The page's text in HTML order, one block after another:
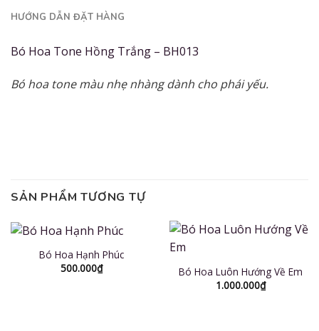
HƯỚNG DẪN ĐẶT HÀNG
Bó Hoa Tone Hồng Trắng – BH013
Bó hoa tone màu nhẹ nhàng dành cho phái yếu.
SẢN PHẨM TƯƠNG TỰ
Bó Hoa Hạnh Phúc
500.000₫
Bó Hoa Luôn Hướng Về Em
1.000.000₫